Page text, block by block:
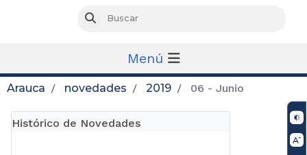
Buscar
Menú
Arauca novedades 2019 06 - Junio
Histórico de Novedades